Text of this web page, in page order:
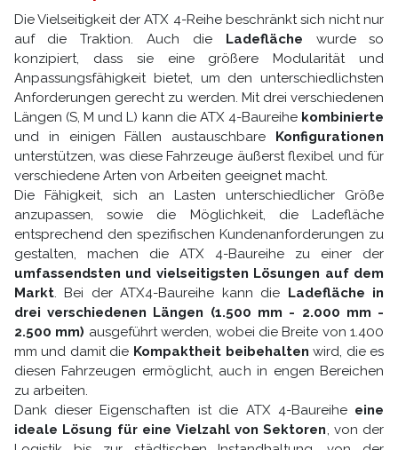
Die Vielseitigkeit der ATX 4-Reihe beschränkt sich nicht nur
auf die Traktion. Auch die Ladefläche wurde so
konzipiert, dass sie eine größere Modularität und
Anpassungsfähigkeit bietet, um den unterschiedlichsten
Anforderungen gerecht zu werden. Mit drei verschiedenen
Längen (S, M und L) kann die ATX 4-Baureihe kombinierte
und in einigen Fällen austauschbare Konfigurationen
unterstützen, was diese Fahrzeuge äußerst flexibel und für
verschiedene Arten von Arbeiten geeignet macht.
Die Fähigkeit, sich an Lasten unterschiedlicher Größe
anzupassen, sowie die Möglichkeit, die Ladefläche
entsprechend den spezifischen Kundenanforderungen zu
gestalten, machen die ATX 4-Baureihe zu einer der
umfassendsten und vielseitigsten Lösungen auf dem
Markt. Bei der ATX4-Baureihe kann die Ladefläche in
drei verschiedenen Längen (1.500 mm - 2.000 mm -
2.500 mm) ausgeführt werden, wobei die Breite von 1.400
mm und damit die Kompaktheit beibehalten wird, die es
diesen Fahrzeugen ermöglicht, auch in engen Bereichen
zu arbeiten.
Dank dieser Eigenschaften ist die ATX 4-Baureihe eine
ideale Lösung für eine Vielzahl von Sektoren, von der